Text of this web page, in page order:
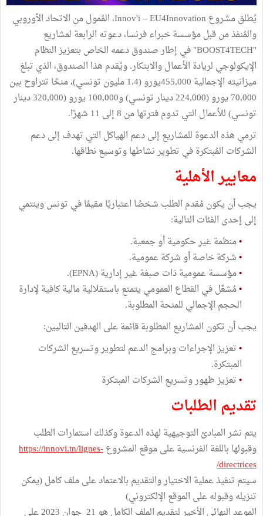
يُطلق مشروع Innov'i – EU4Innovation، المُمول من الاتحاد الأوروبي
والمُنفذ من قبل مؤسسة خبراء فرنسا، دعوته الرابعة لمشاريع
"BOOST4TECH" في إطار صندوق دعمه الخاص بتعزيز النظام
الإيكولوجي لريادة الأعمال والابتكار. ويُقدم هذا الصندوق، الذي تبلغ
ميزانيته الإجمالية 455,000يورو (1.4 مليون تونسي)، منحًا تتراوح بين
70,000 يورو (224,000 دينار تونسي) و100,000 يورو (320,000 دينار
تونسي) للأعمال التي تدوم فترتها من 8 إلى 11 شهرًا.
ترمي هذه الدعوة للمشاريع إلى دعم الهياكل التي تهدف إلى دعم
الشركات المُبتكرة في تطوير نشاطها وتوسيع نطاقها.
معايير الأهلية
يجب أن يكون مُقدم الطلب شخصًا اعتباريًا مقيمًا في تونس وينتمي
إلى إحدى الفئات التالية:
•منظمة غير حكومية أو جمعية.
•شركة خاصة أو شركة عمومية.
•مؤسسة عمومية ذات صبغة غير إدارية (EPNA).
•مُشغّل في القطاع العمومي يتمتع باستقلالية مالية كافية لإدارة
الحجم الإجمالي للمنحة المطلوبة.
يجب أن تكون المشاريع المطلوبة قائمة على الهدفين التاليين:
•تعزيز الإجراءات وبرامج الدعم لتطوير وتسريع الشركات
المبتكرة.
•تعزيز ظهور وتسريع الشركات المبتكرة
تقديم الطلبات
يتم نشر المبادئ التوجيهية لهذه الدعوة وكذلك استمارات الطلب
وقبولها باللغة الفرنسية على موقع المشروعhttps://innovi.tn/lignes-
directrices/
سيتم تنفيذ عملية الاختيار والتقديم بالاعتماد على ملف كامل (يمكن
تنزيله وقبوله على الموقع الإلكتروني)